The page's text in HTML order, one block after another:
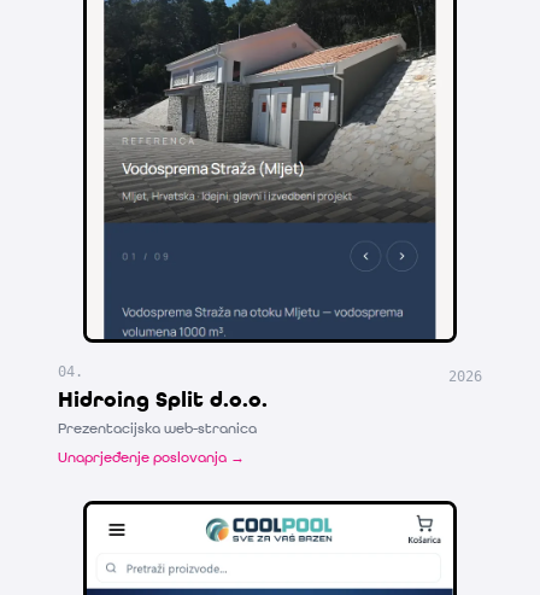
04 .
Hidroing Split d.o.o.
Prezentacijska web-stranica
Unaprjeđenje poslovanja →
2026